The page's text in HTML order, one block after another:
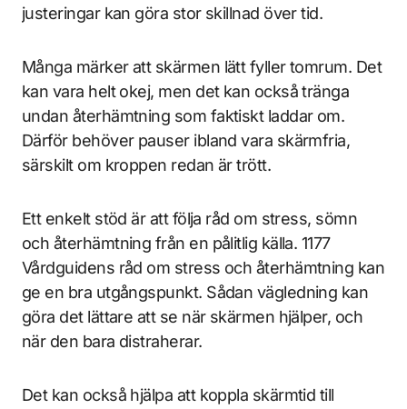
justeringar kan göra stor skillnad över tid.
Många märker att skärmen lätt fyller tomrum. Det
kan vara helt okej, men det kan också tränga
undan återhämtning som faktiskt laddar om.
Därför behöver pauser ibland vara skärmfria,
särskilt om kroppen redan är trött.
Ett enkelt stöd är att följa råd om stress, sömn
och återhämtning från en pålitlig källa. 1177
Vårdguidens råd om stress och återhämtning kan
ge en bra utgångspunkt. Sådan vägledning kan
göra det lättare att se när skärmen hjälper, och
när den bara distraherar.
Det kan också hjälpa att koppla skärmtid till